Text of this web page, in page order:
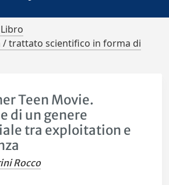
/ trattato scientifico in forma di
Teen Movie.
di un genere
tra exploitation e
Rocco